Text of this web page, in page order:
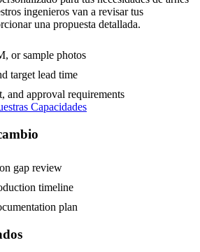
ingenieros van a revisar tus
una propuesta detallada.
or sample photos
target lead time
and approval requirements
Capacidades
gap review
timeline
plan